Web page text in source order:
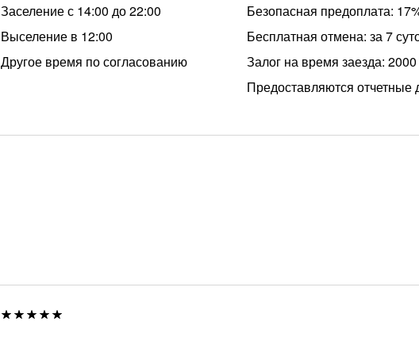
Заселение с 14:00 до 22:00
Выселение в 12:00
Другое время по согласованию
Безопасная предоплата:
Бесплатная отмена: за 7
Залог на время заезда:
Предоставляются отчетные